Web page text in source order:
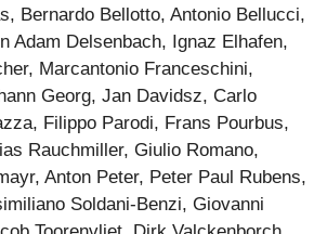
Bernardo Bellotto, Antonio Bellucci,
Adam Delsenbach, Ignaz Elhafen,
Marcantonio Franceschini,
Georg, Jan Davidsz, Carlo
Filippo Parodi, Frans Pourbus,
Rauchmiller, Giulio Romano,
Anton Peter, Peter Paul Rubens,
Soldani-Benzi, Giovanni